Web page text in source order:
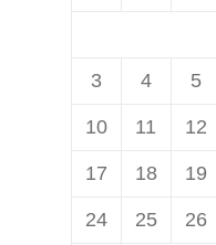
3 4 5
10 11 12
17 18 19
24 25 26